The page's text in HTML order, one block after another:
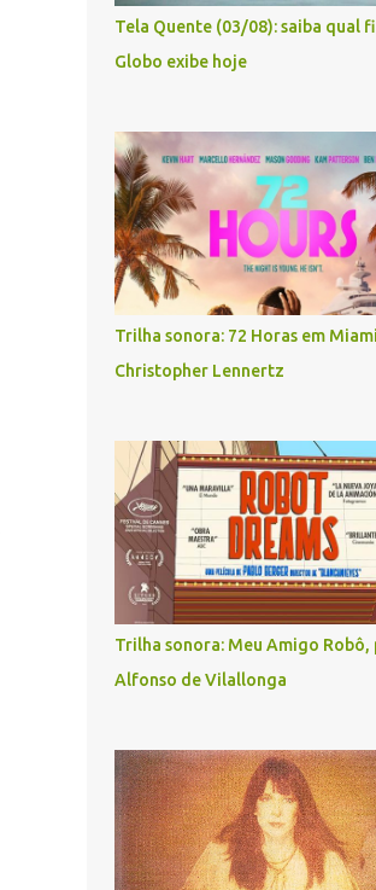
Tela Quente (03/08): saiba qual
Globo exibe hoje
Trilha sonora: 72 Horas em
Christopher Lennertz
Trilha sonora: Meu Amigo Robô,
Alfonso de Vilallonga